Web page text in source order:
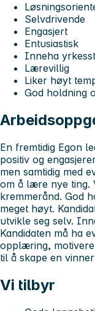
Selvdrivende
Engasjert
Entusiastisk
Inneha
Lærevillig
Liker høyt
God holdning
En fremtidig Egon
positiv og
men samtidig med
om å lære nye ting.
kremmerånd. God
meget høyt.
utvikle seg selv.
Kandidaten må ha
opplæring,
til å skape en
Vi tilbyr